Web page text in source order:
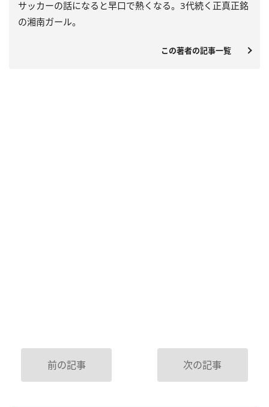
サッカーの話になると早口で熱くなる。3代続く正真正銘
の湘南ガール。
この著者の記事一覧
前の記事 次の記事